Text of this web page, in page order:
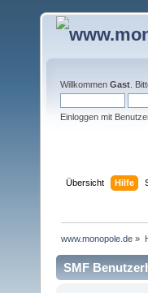
Willkommen Gast .
Einloggen mit
Übersicht Hilfe
www.monopole.de »
SMF